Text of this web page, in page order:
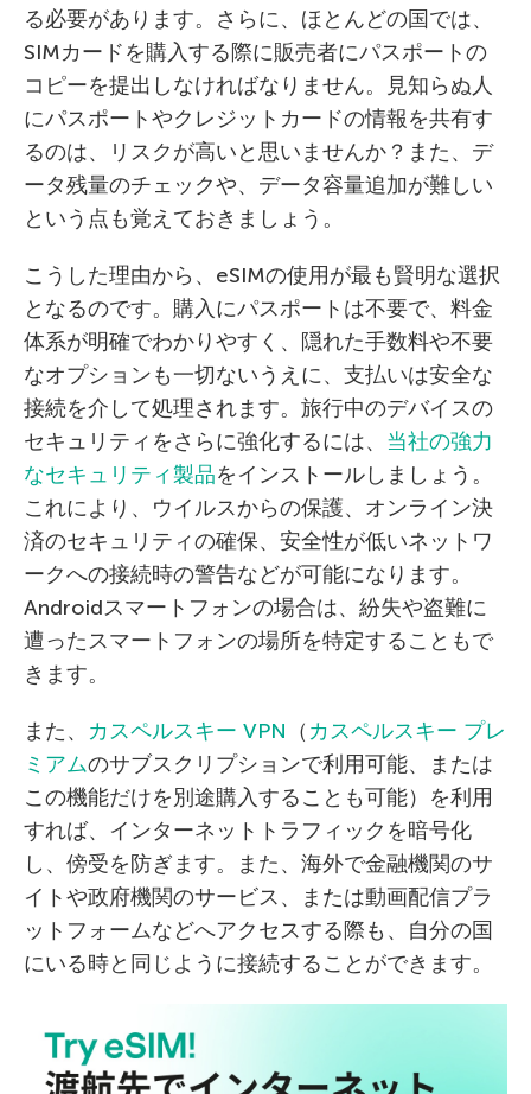
る必要があります。さらに、ほとんどの国では、
SIMカードを購入する際に販売者にパスポートの
コピーを提出しなければなりません。見知らぬ人
にパスポートやクレジットカードの情報を共有す
るのは、リスクが高いと思いませんか？また、デ
ータ残量のチェックや、データ容量追加が難しい
という点も覚えておきましょう。
こうした理由から、eSIMの使用が最も賢明な選択
となるのです。購入にパスポートは不要で、料金
体系が明確でわかりやすく、隠れた手数料や不要
なオプションも一切ないうえに、支払いは安全な
接続を介して処理されます。旅行中のデバイスの
セキュリティをさらに強化するには、 当社の強力
なセキュリティ製品をインストールしましょう。
これにより、ウイルスからの保護、オンライン決
済のセキュリティの確保、安全性が低いネットワ
ークへの接続時の警告などが可能になります。
Androidスマートフォンの場合は、紛失や盗難に
遭ったスマートフォンの場所を特定することもで
きます。
また、 カスペルスキー VPN （ カスペルスキー プレ
ミアムのサブスクリプションで利用可能、または
この機能だけを別途購入することも可能）を利用
すれば、インターネットトラフィックを暗号化
し、傍受を防ぎます。また、海外で金融機関のサ
イトや政府機関のサービス、または動画配信プラ
ットフォームなどへアクセスする際も、自分の国
にいる時と同じように接続することができます。